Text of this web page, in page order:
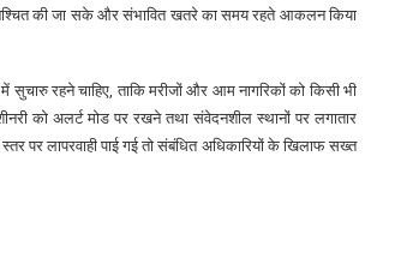
सुनिश्चित की जा सके और संभावित खतरे का समय रहते आकलन किया
सुचारु रहने चाहिए, ताकि मरीजों और आम नागरिकों को किसी भी
को अलर्ट मोड पर रखने तथा संवेदनशील स्थानों पर लगातार
पर लापरवाही पाई गई तो संबंधित अधिकारियों के खिलाफ सख्त